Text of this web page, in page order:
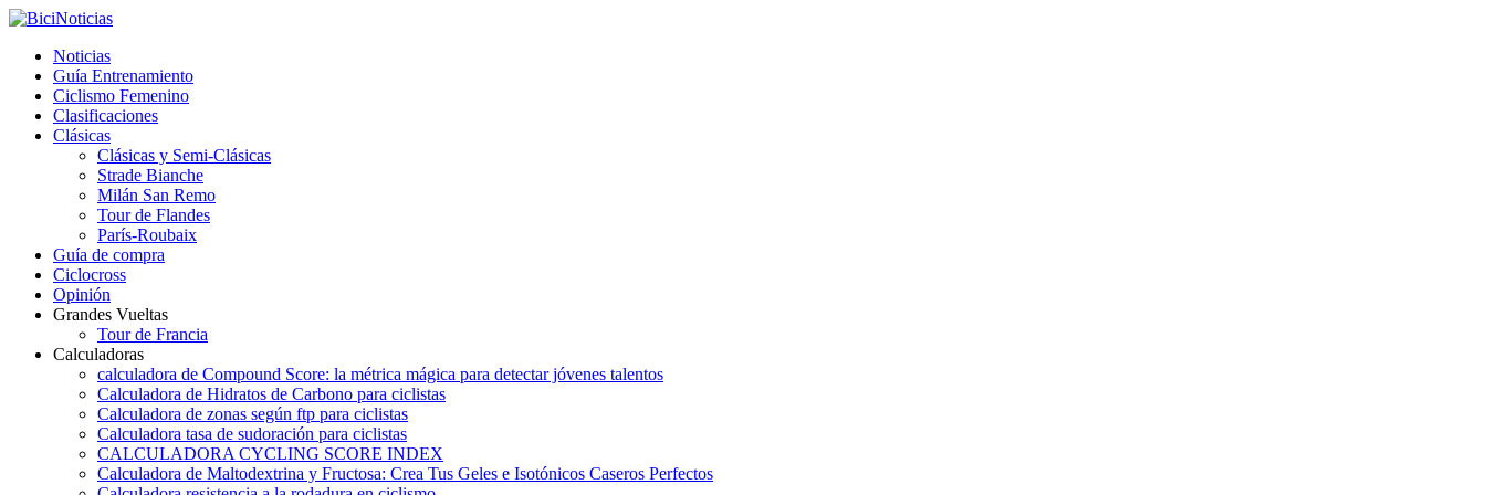
Noticias
Guía Entrenamiento
Ciclismo Femenino
Clasificaciones
Clásicas
Clásicas y Semi-Clásicas
Strade Bianche
Milán San Remo
Tour de Flandes
París-Roubaix
Guía de compra
Ciclocross
Opinión
Grandes Vueltas
Tour de Francia
Calculadoras
calculadora de Compound Score: la métrica mágica para detectar jóvenes talentos
Calculadora de Hidratos de Carbono para ciclistas
Calculadora de zonas según ftp para ciclistas
Calculadora tasa de sudoración para ciclistas
CALCULADORA CYCLING SCORE INDEX
Calculadora de Maltodextrina y Fructosa: Crea Tus Geles e Isotónicos Caseros Perfectos